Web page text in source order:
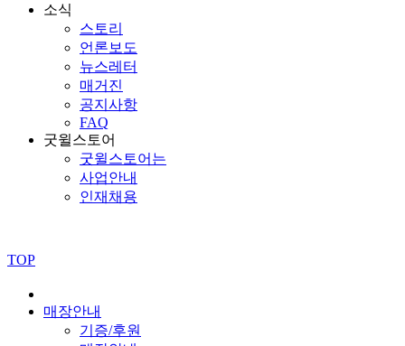
소식
스토리
언론보도
뉴스레터
매거진
공지사항
FAQ
굿윌스토어
굿윌스토어는
사업안내
인재채용
TOP
매장안내
기증/후원